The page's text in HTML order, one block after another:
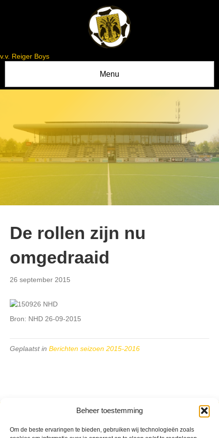
Beheer toestemming
Om de beste ervaringen te bieden, gebruiken wij technologieën zoals
v.v. Reiger Boys
Menu
De rollen zijn nu
omgedraaid
26 september 2015
Bron: NHD 26-09-2015
Geplaatst in Berichten seizoen 2015-2016
1705 NA Heerhugowaard